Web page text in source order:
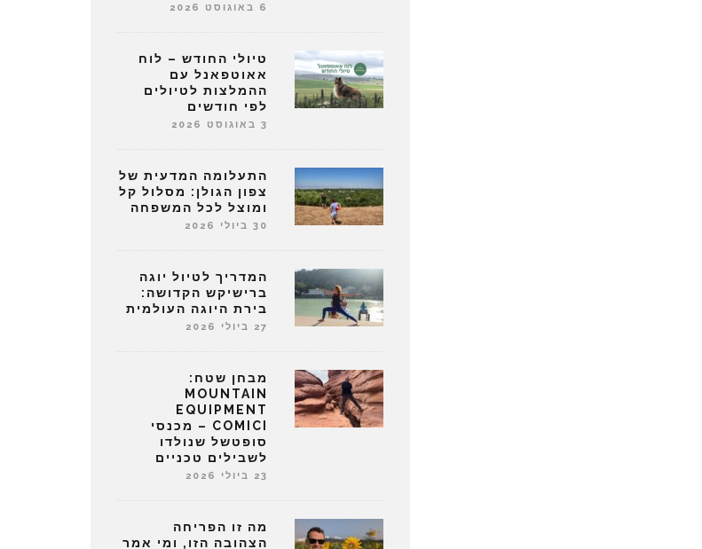
6 באוגוסט 2026
טיולי החודש – לוח
אאוטפאנל עם
ההמלצות לטיולים
לפי חודשים
3 באוגוסט 2026
התעלומה המדעית של
צפון הגולן: מסלול קל
ומוצל לכל המשפחה
30 ביולי 2026
המדריך לטיול יוגה
ברישיקש הקדושה:
בירת היוגה העולמית
27 ביולי 2026
מבחן שטח:
MOUNTAIN
EQUIPMENT
COMICI – מכנסי
סופטשל שנולדו
לשבילים טכניים
23 ביולי 2026
מה זו הפריחה
הצהובה הזו, ומי אמר